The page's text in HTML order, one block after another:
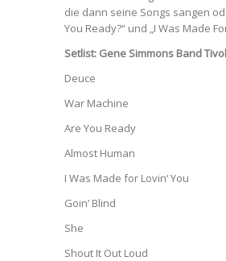
die dann seine Songs sangen
You Ready?“ und „I Was Made
Setlist: Gene Simmons Band
Deuce
War Machine
Are You Ready
Almost Human
I Was Made for Lovin‘ You
Goin‘ Blind
She
Shout It Out Loud